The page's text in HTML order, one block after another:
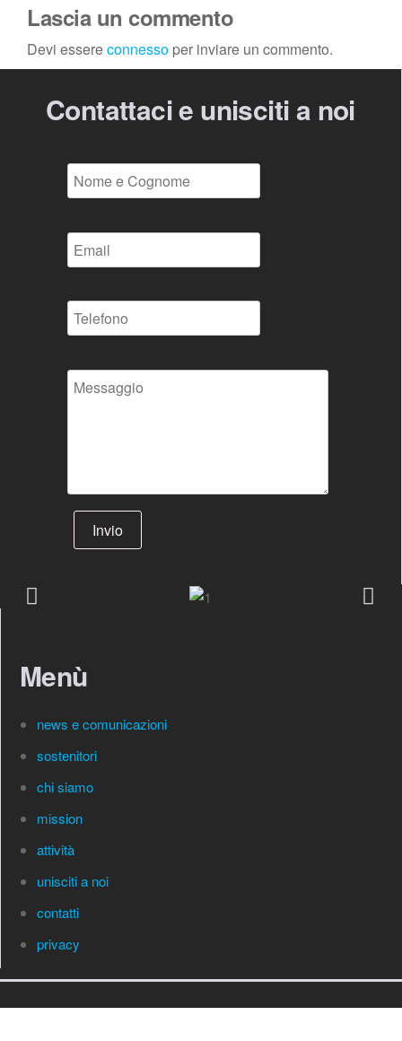
Lascia un commento
Devi essereconnesso per inviare un commento.
Contattaci e unisciti a noi
Invio
Menù
news e comunicazioni
sostenitori
chi siamo
mission
attività
unisciti a noi
contatti
privacy